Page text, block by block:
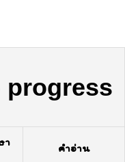
progress
า
คำอ่าน